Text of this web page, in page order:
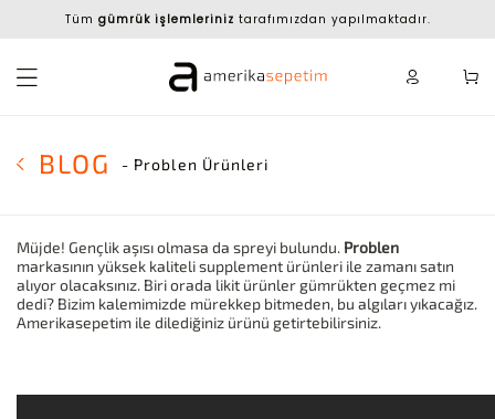
Tüm gümrük işlemleriniz tarafımızdan yapılmaktadır.
BLOG - Problen Ürünleri
Müjde! Gençlik aşısı olmasa da spreyi bulundu. Problen
markasının yüksek kaliteli supplement ürünleri ile zamanı satın
alıyor olacaksınız. Biri orada likit ürünler gümrükten geçmez mi
dedi? Bizim kalemimizde mürekkep bitmeden, bu algıları yıkacağız.
Amerikasepetim ile dilediğiniz ürünü getirtebilirsiniz.